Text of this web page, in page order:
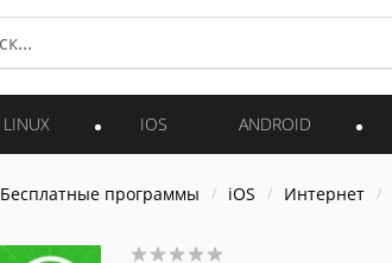
LINUX IOS ANDROID
Бесплатные программы iOS Интернет